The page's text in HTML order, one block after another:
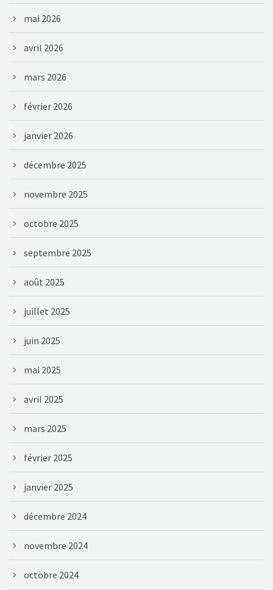
mai 2026
avril 2026
mars 2026
février 2026
janvier 2026
décembre 2025
novembre 2025
octobre 2025
septembre 2025
août 2025
juillet 2025
juin 2025
mai 2025
avril 2025
mars 2025
février 2025
janvier 2025
décembre 2024
novembre 2024
octobre 2024